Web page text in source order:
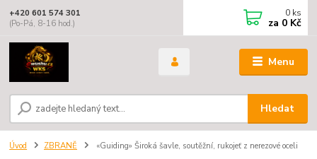
Menu
Hledat
+420 601 574 301
(Po-Pá, 8-16 hod.)
0 ks
za 0 Kč
Úvod ZBRANĚ «Guiding» Široká šavle, soutěžní, rukojeť z nerezové oceli